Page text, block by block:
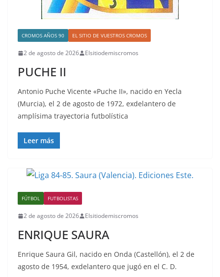
CROMOS AÑOS 90 EL SITIO DE VUESTROS CROMOS
2 de agosto de 2026 Elsitiodemiscromos
PUCHE II
Antonio Puche Vicente «Puche II», nacido en Yecla
(Murcia), el 2 de agosto de 1972, exdelantero de
amplísima trayectoria futbolística
Leer más
FÚTBOL FUTBOLISTAS
2 de agosto de 2026 Elsitiodemiscromos
ENRIQUE SAURA
Enrique Saura Gil, nacido en Onda (Castellón), el 2 de
agosto de 1954, exdelantero que jugó en el C. D.